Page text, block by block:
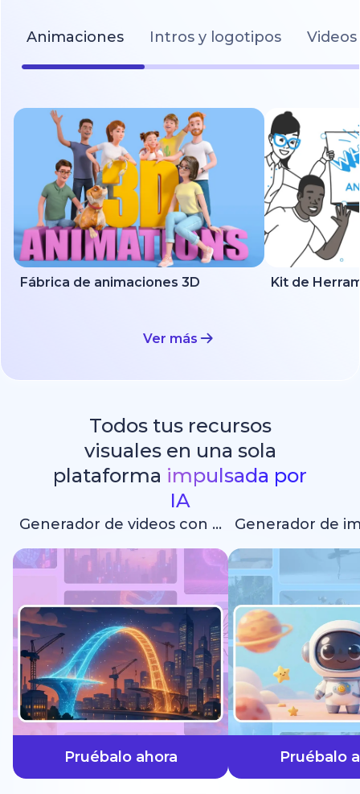
Animaciones Intros y logotipos
Fábrica de animaciones 3D
Ver más
Todos tus recursos
visuales en una sola
plataforma impulsada por
IA
Generador de videos con IA
Pruébalo ahora Pruébalo
más rápido